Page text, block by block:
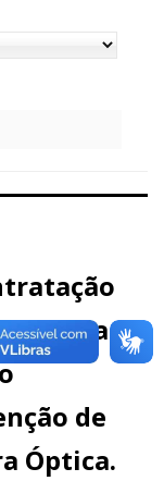
para a
de
Óptica.